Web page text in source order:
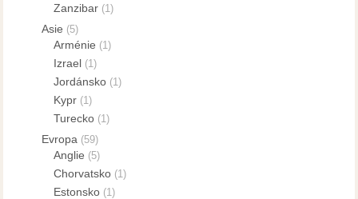
Zanzibar (1)
Asie (5)
Arménie (1)
Izrael (1)
Jordánsko (1)
Kypr (1)
Turecko (1)
Evropa (59)
Anglie (5)
Chorvatsko (1)
Estonsko (1)